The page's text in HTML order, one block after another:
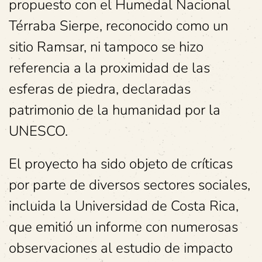
propuesto con el Humedal Nacional
Térraba Sierpe, reconocido como un
sitio Ramsar, ni tampoco se hizo
referencia a la proximidad de las
esferas de piedra, declaradas
patrimonio de la humanidad por la
UNESCO.
El proyecto ha sido objeto de críticas
por parte de diversos sectores sociales,
incluida la Universidad de Costa Rica,
que emitió un informe con numerosas
observaciones al estudio de impacto